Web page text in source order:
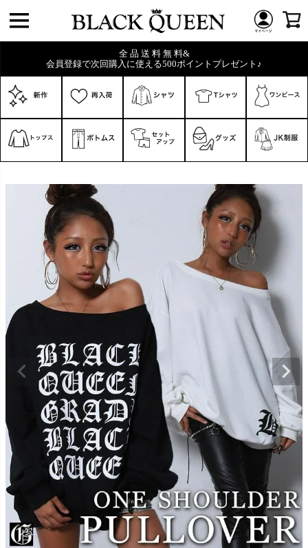
全 品 送 料 無 料&
会員登録で次回購入に使える500ポイントプレゼント♪